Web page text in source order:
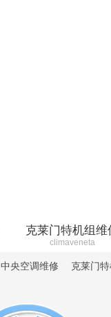
克莱门特机组维
climaveneta
中央空调维修 克莱门